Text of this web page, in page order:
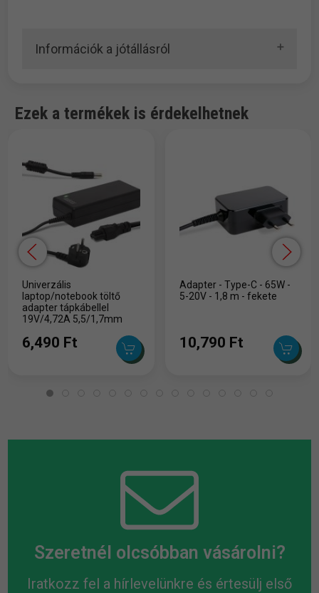
Információk a jótállásról
Ezek a termékek is érdekelhetnek
Univerzális
laptop/notebook töltő
adapter tápkábellel
19V/4,72A 5,5/1,7mm
6,490 Ft
Adapter - Type-C - 65W -
5-20V - 1,8 m - fekete
10,790 Ft
Szeretnél olcsóbban vásárolni?
Iratkozz fel a hírlevelünkre és értesülj első